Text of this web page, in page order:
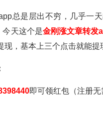
总是层出不穷，几乎一
今天这个是金刚涨文章转发
现，基本上三个点击就能提
即可领红包（注册无